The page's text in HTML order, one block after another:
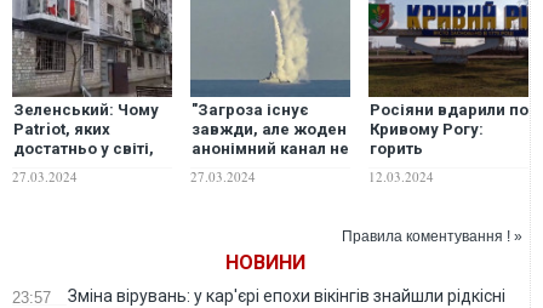
Зеленський: Чому
Patriot, яких
достатньо у світі,
Харкова?
27.03.2024
"Загроза існує
завжди, але жоден
анонімний канал не
ракет": В ЦПД
обстрілу України
27.03.2024
Росіяни вдарили по
Кривому Рогу:
горить
12.03.2024
Правила коментування ! »
НОВИНИ
23:57
Зміна вірувань: у кар'єрі епохи вікінгів знайшли рідкісні